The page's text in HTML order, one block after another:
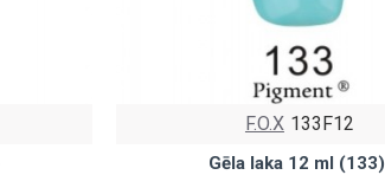
F.O.X 133F12
Gēla laka 12 ml (133)